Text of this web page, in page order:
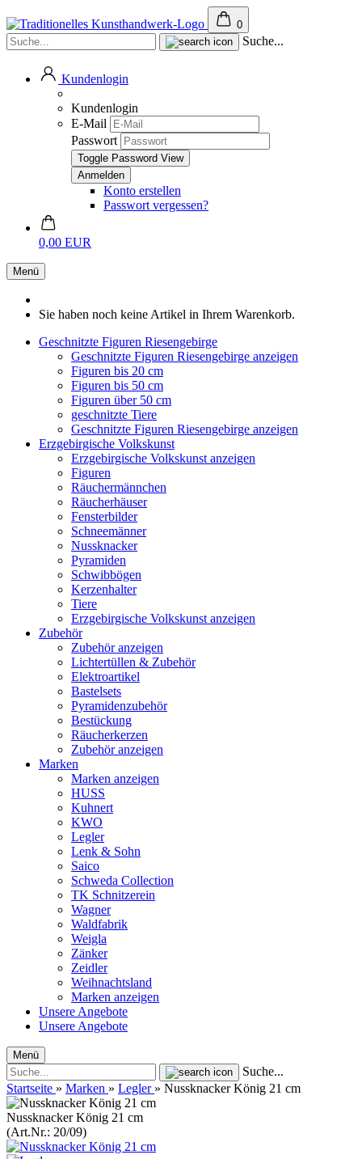
0
Suche...
Kundenlogin
Kundenlogin
E-Mail
Passwort
Toggle Password View
Konto erstellen
Passwort vergessen?
0,00 EUR
Menü
Sie haben noch keine Artikel in Ihrem Warenkorb.
Geschnitzte Figuren Riesengebirge
Geschnitzte Figuren Riesengebirge anzeigen
Figuren bis 20 cm
Figuren bis 50 cm
Figuren über 50 cm
geschnitzte Tiere
Geschnitzte Figuren Riesengebirge anzeigen
Erzgebirgische Volkskunst
Erzgebirgische Volkskunst anzeigen
Figuren
Räuchermännchen
Räucherhäuser
Fensterbilder
Schneemänner
Nussknacker
Pyramiden
Schwibbögen
Kerzenhalter
Tiere
Erzgebirgische Volkskunst anzeigen
Zubehör
Zubehör anzeigen
Lichtertüllen & Zubehör
Elektroartikel
Bastelsets
Pyramidenzubehör
Bestückung
Räucherkerzen
Zubehör anzeigen
Marken
Marken anzeigen
HUSS
Kuhnert
KWO
Legler
Lenk & Sohn
Saico
Schweda Collection
TK Schnitzerein
Wagner
Waldfabrik
Weigla
Zänker
Zeidler
Weihnachtsland
Marken anzeigen
Unsere Angebote
Unsere Angebote
Menü
Suche...
Startseite » Marken » Legler » Nussknacker König 21 cm
Nussknacker König 21 cm
(Art.Nr.: 20/09)